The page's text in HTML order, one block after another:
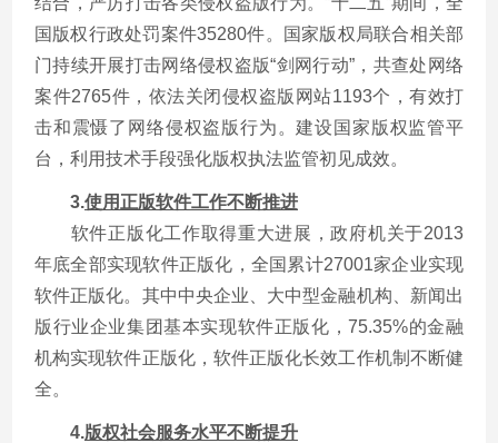
国版权行政处罚案件35280件。国家版权局联合相关部
门持续开展打击网络侵权盗版“剑网行动”，共查处网络
案件2765件，依法关闭侵权盗版网站1193个，有效打
击和震慑了网络侵权盗版行为。建设国家版权监管平
台，利用技术手段强化版权执法监管初见成效。
3.使用正版软件工作不断推进
软件正版化工作取得重大进展，政府机关于2013
年底全部实现软件正版化，全国累计27001家企业实现
软件正版化。其中中央企业、大中型金融机构、新闻出
版行业企业集团基本实现软件正版化，75.35%的金融
机构实现软件正版化，软件正版化长效工作机制不断健
全。
4.版权社会服务水平不断提升